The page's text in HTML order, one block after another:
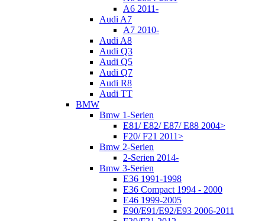
A6 2011-
Audi A7
A7 2010-
Audi A8
Audi Q3
Audi Q5
Audi Q7
Audi R8
Audi TT
BMW
Bmw 1-Serien
E81/ E82/ E87/ E88 2004>
F20/ F21 2011>
Bmw 2-Serien
2-Serien 2014-
Bmw 3-Serien
E36 1991-1998
E36 Compact 1994 - 2000
E46 1999-2005
E90/E91/E92/E93 2006-2011